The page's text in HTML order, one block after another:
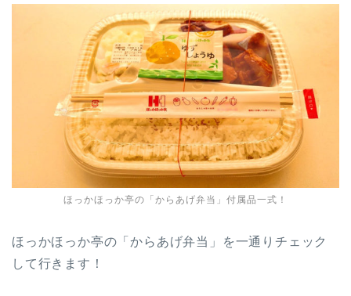
ほっかほっか亭の「からあげ弁当」付属品一式！
ほっかほっか亭の「からあげ弁当」を一通りチェック
して行きます！